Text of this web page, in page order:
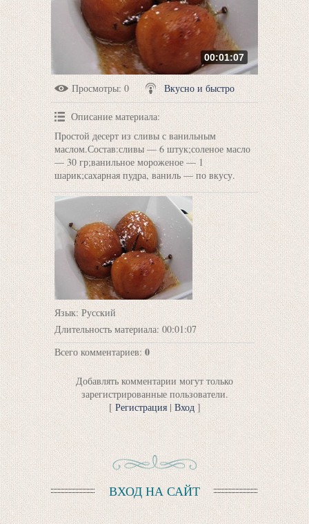
00:01:07
Просмотры: 0 Вкусно и быстро
Описание материала:
Простой десерт из сливы с ванильным
маслом.Состав:сливы — 6 штук;соленое масло
— 30 гр;ванильное мороженое — 1
шарик;сахарная пудра, ваниль — по вкусу.
Язык: Русский
Длительность материала: 00:01:07
Всего комментариев: 0
Добавлять комментарии могут только
зарегистрированные пользователи.
[ Регистрация| Вход]
ВХОД НА САЙТ